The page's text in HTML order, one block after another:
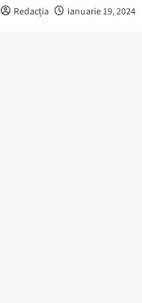
Redacția ianuarie 19, 2024